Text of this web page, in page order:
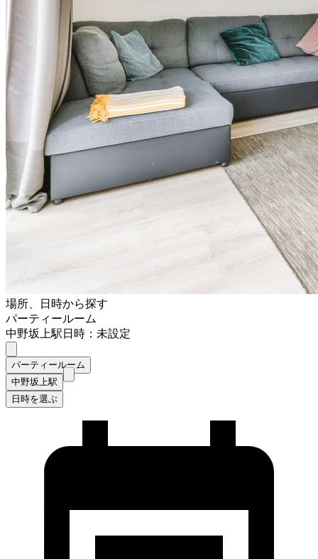
場所、日時から探す
パーティールーム
中野坂上駅日時：未設定
パーティールーム
中野坂上駅
日時を選ぶ